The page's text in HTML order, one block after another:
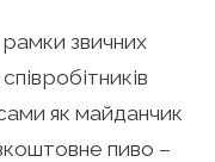
звичних
як майданчик
пиво –